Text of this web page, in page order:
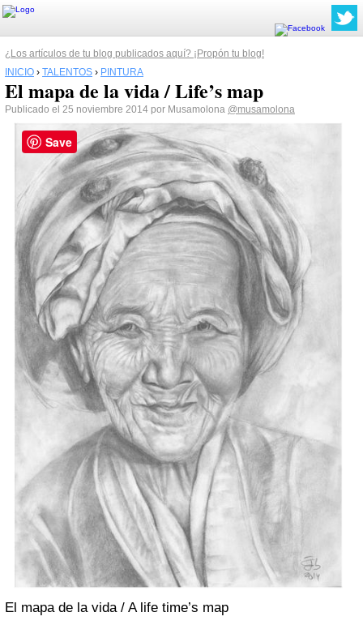
¿Los artículos de tu blog publicados aquí? ¡Propón tu blog!
INICIO › TALENTOS › PINTURA
El mapa de la vida / Life’s map
Publicado el 25 noviembre 2014 por Musamolona @musamolona
El mapa de la vida / A life time’s map
Save